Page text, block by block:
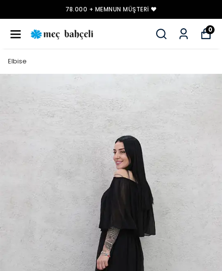
78.000 + MEMNUN MÜŞTERI ❤️
0
Elbise